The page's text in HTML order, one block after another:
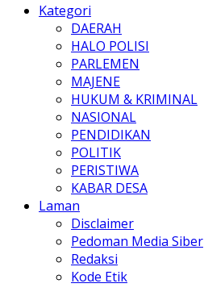
Kategori
DAERAH
HALO POLISI
PARLEMEN
MAJENE
HUKUM & KRIMINAL
NASIONAL
PENDIDIKAN
POLITIK
PERISTIWA
KABAR DESA
Laman
Disclaimer
Pedoman Media Siber
Redaksi
Kode Etik